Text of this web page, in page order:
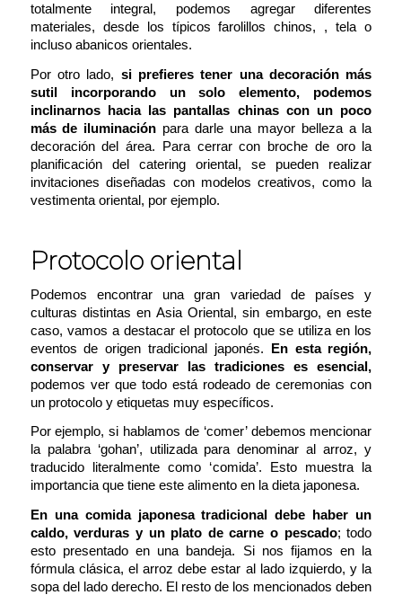
totalmente integral, podemos agregar diferentes
materiales, desde los típicos farolillos chinos, , tela o
incluso abanicos orientales.
Por otro lado, si prefieres tener una decoración más
sutil incorporando un solo elemento, podemos
inclinarnos hacia las pantallas chinas con un poco
más de iluminación para darle una mayor belleza a la
decoración del área. Para cerrar con broche de oro la
planificación del catering oriental, se pueden realizar
invitaciones diseñadas con modelos creativos, como la
vestimenta oriental, por ejemplo.
Protocolo oriental
Podemos encontrar una gran variedad de países y
culturas distintas en Asia Oriental, sin embargo, en este
caso, vamos a destacar el protocolo que se utiliza en los
eventos de origen tradicional japonés. En esta región,
conservar y preservar las tradiciones es esencial,
podemos ver que todo está rodeado de ceremonias con
un protocolo y etiquetas muy específicos.
Por ejemplo, si hablamos de ‘comer’ debemos mencionar
la palabra ‘gohan’, utilizada para denominar al arroz, y
traducido literalmente como ‘comida’. Esto muestra la
importancia que tiene este alimento en la dieta japonesa.
En una comida japonesa tradicional debe haber un
caldo, verduras y un plato de carne o pescado; todo
esto presentado en una bandeja. Si nos fijamos en la
fórmula clásica, el arroz debe estar al lado izquierdo, y la
sopa del lado derecho. El resto de los mencionados deben